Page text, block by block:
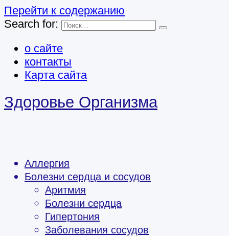
Перейти к содержанию
Search for:
о сайте
контакты
Карта сайта
Здоровье Организма
Аллергия
Болезни сердца и сосудов
Аритмия
Болезни сердца
Гипертония
Заболевания сосудов